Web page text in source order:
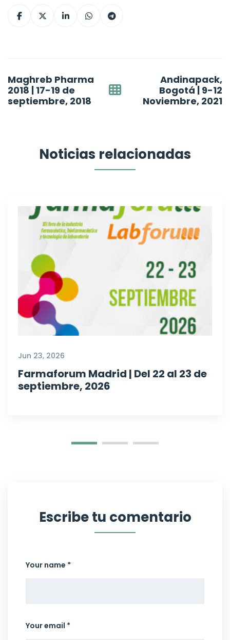
navigation
Maghreb Pharma
2018 | 17-19 de
septiembre, 2018
Andinapack,
Bogotá | 9-12
Noviembre, 2021
Noticias relacionadas
Jun 23, 2026
Farmaforum Madrid | Del 22 al 23 de
septiembre, 2026
Escribe tu comentario
Your name *
Your email *